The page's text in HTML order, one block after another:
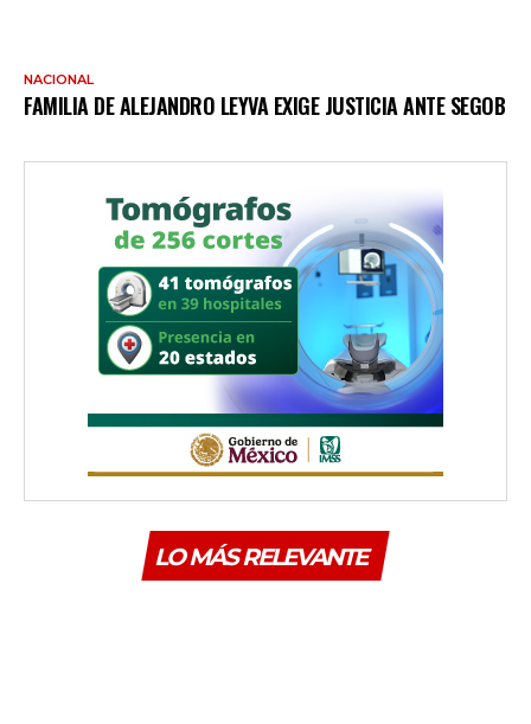
NACIONAL
FAMILIA DE ALEJANDRO LEYVA EXIGE JUSTICIA ANTE SEGOB
LO MÁS RELEVANTE